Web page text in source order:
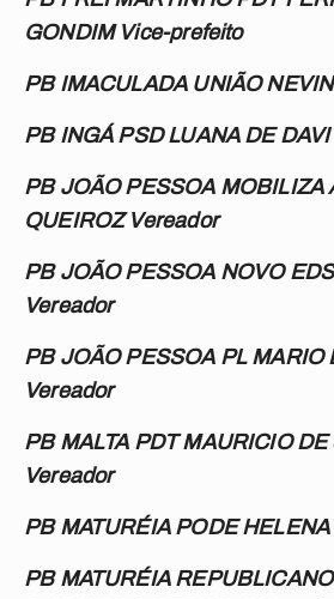
GONDIM Vice-prefeito
PB IMACULADA UNIÃO
PB INGÁ PSD LUANA DE
PB JOÃO PESSOA MOBILIZA
QUEIROZ Vereador
PB JOÃO PESSOA NOVO
Vereador
PB JOÃO PESSOA PL MARIO
Vereador
PB MALTA PDT MAURICIO DE
Vereador
PB MATURÉIA PODE
PB MATURÉIA